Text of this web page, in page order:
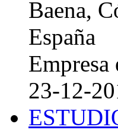
Baena,
España
23-12-